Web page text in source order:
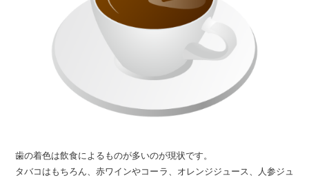
歯の着色は飲食によるものが多いのが現状です。
タバコはもちろん、赤ワインやコーラ、オレンジジュース、人参ジュ